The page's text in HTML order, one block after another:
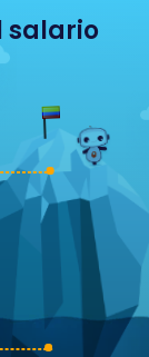
salario